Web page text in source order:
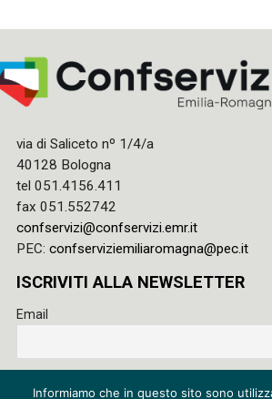
via di Saliceto nº 1/4/a
40128 Bologna
tel 051.4156.411
fax 051.552742
confservizi@confservizi.emr.it
PEC: confserviziemiliaromagna@pec.it
ISCRIVITI ALLA NEWSLETTER
Email
al trattamento dei miei dati
Informiamo che in questo sito sono